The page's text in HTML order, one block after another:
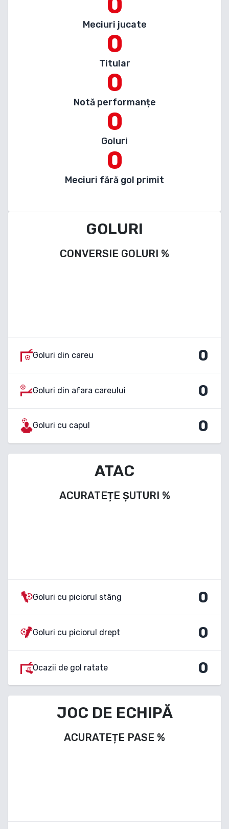
Meciuri jucate
0
Titular
0
Notă performanțe
0
Goluri
0
Meciuri fără gol primit
GOLURI
CONVERSIE GOLURI %
Goluri din careu 0
Goluri din afara careului 0
Goluri cu capul 0
ATAC
ACURATEȚE ȘUTURI %
Goluri cu piciorul stâng 0
Goluri cu piciorul drept 0
Ocazii de gol ratate 0
JOC DE ECHIPĂ
ACURATEȚE PASE %